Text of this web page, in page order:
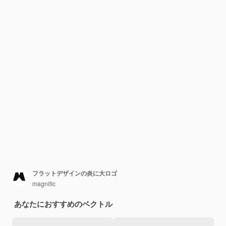
フラットデザインの炎に大ロゴ
magnific
あなたにおすすめのベクトル